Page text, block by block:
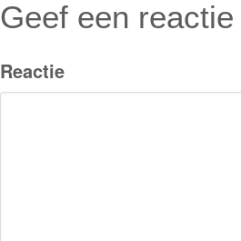
Geef een reactie
Reactie